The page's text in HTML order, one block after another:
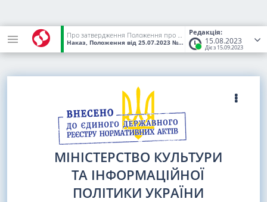
Редакція:
15.08.2023
Діє з 15.09.2023
Про затвердження Положення про Експертну комісію Українського інституту національної пам'яті з питань реалізації норм Закону України "Про засудження та заборону пропаганди російської імперської політики в Україні і деколонізацію топонімії"
Наказ, Положення від 25.07.2023 № 399 (Статус:Чинний)
МІНІСТЕРСТВО КУЛЬТУРИ
ТА ІНФОРМАЦІЙНОЇ
ПОЛІТИКИ УКРАЇНИ